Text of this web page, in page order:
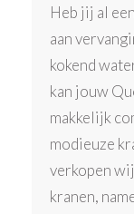
Heb jij al
aan
kokend
kan jouw
makkelijk
modieuze
verkopen
kranen,